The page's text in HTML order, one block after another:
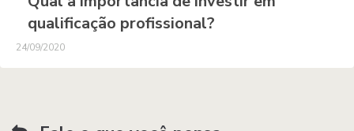
qualificação profissional?
24/09/2020